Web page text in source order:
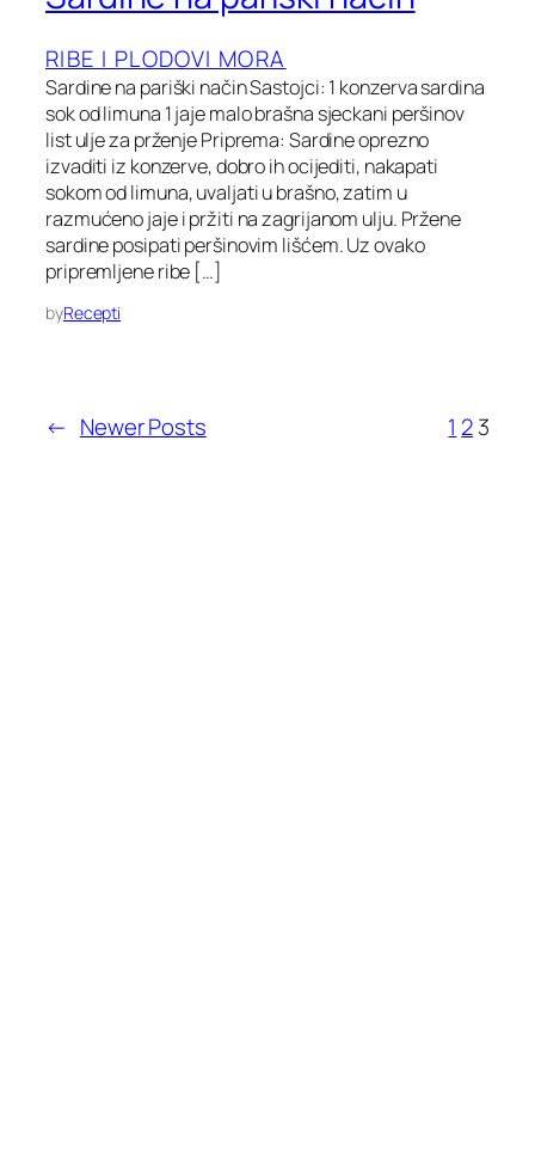
RIBE I PLODOVI MORA
Sardine na pariški način Sastojci: 1 konzerva sardina
sok od limuna 1 jaje malo brašna sjeckani peršinov
list ulje za prženje Priprema: Sardine oprezno
izvaditi iz konzerve, dobro ih ocijediti, nakapati
sokom od limuna, uvaljati u brašno, zatim u
razmućeno jaje i pržiti na zagrijanom ulju. Pržene
sardine posipati peršinovim lišćem. Uz ovako
pripremljene ribe […]
byRecepti
← Newer Posts 1 23